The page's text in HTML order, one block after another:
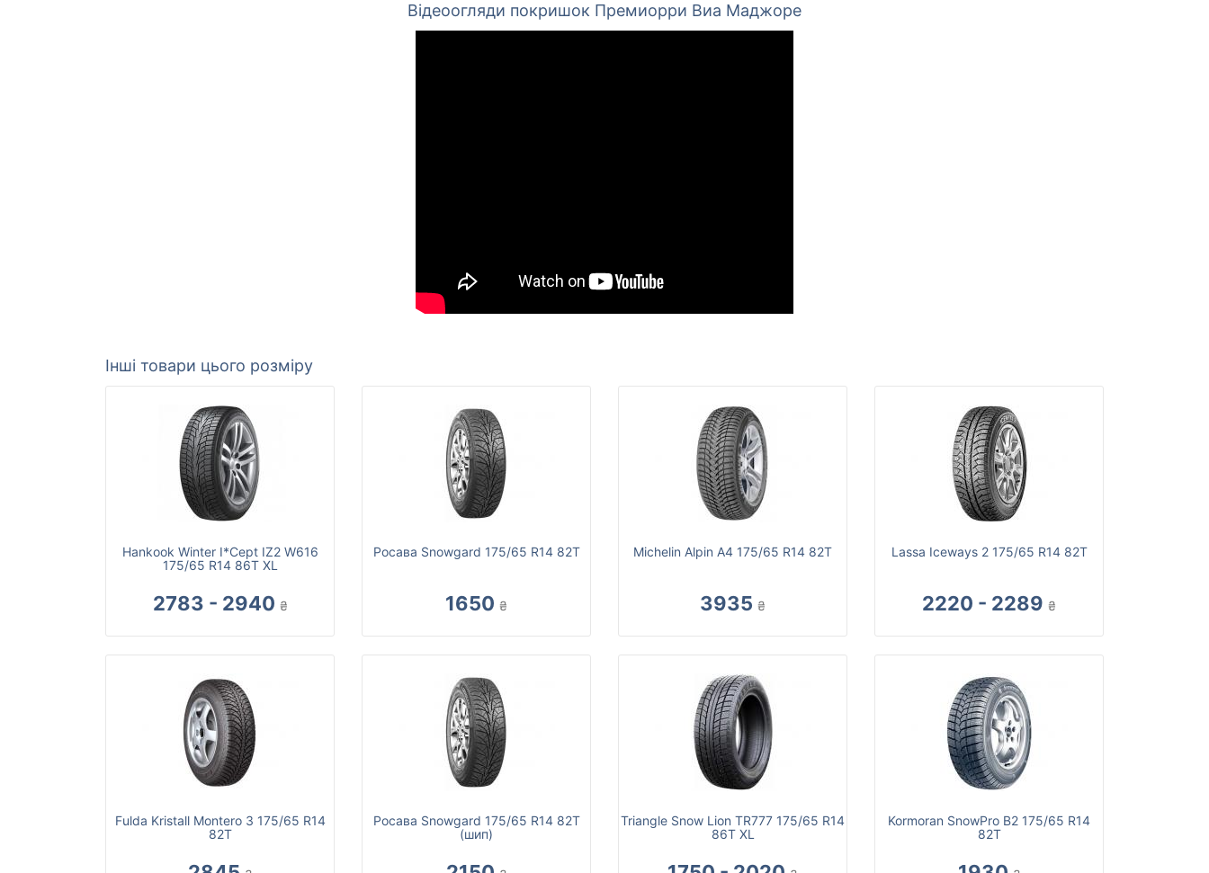
Відеоогляди покришок Премиорри Виа Маджоре
Інші товари цього розміру
Hankook Winter I*Cept IZ2 W616
175/65 R14 86T XL
2783 - 2940 ₴
Росава Snowgard 175/65 R14 82T
1650 ₴
Michelin Alpin A4 175/65 R14 82T
3935 ₴
Lassa Iceways 2 175/65 R14 82T
2220 - 2289 ₴
Fulda Kristall Montero 3 175/65 R14
82T
Росава Snowgard 175/65 R14 82T
(шип)
Triangle Snow Lion TR777 175/65 R14
86T XL
Kormoran SnowPro B2 175/65 R14
82T